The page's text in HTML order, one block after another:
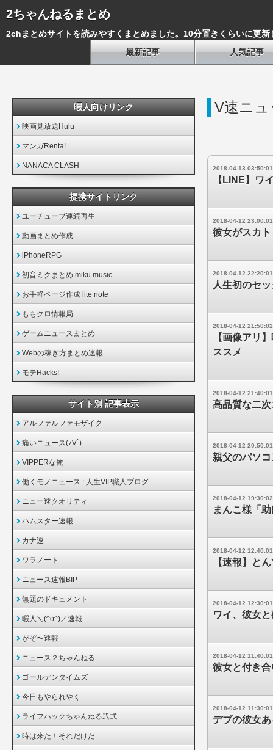
2ちゃんねるまとめ
2chまとめサイトを読みやすくまとめました。10分置きくらいに更新
最新記事
人気記事
V速ニュ
2018-04-13 03:50:01
【LINE】ワ
2018-04-12 23:00:01
彼女がスカ
2018-04-12 22:20:01
人生初のセ
2018-04-12 21:50:02
【画像アリ
ススメ
2018-04-12 21:40:01
高品質な二
2018-04-12 20:50:01
親父のパソ
2018-04-12 19:30:02
まんこ様「
2018-04-12 12:40:01
【速報】と
2018-04-12 12:30:01
ワイ、彼女
2018-04-12 11:40:01
彼女と付き
2018-04-12 11:30:01
デブの彼女
暇人向けリンク
映画見放題Hulu
マンガRenta!
NANACA CLASH
提携サイトリンク
ユーチューブ連続再生
動画まとめ作成
iPhoneRPG
初音ミクまとめ miku music
お手軽ページ作成 lite note
ももクロ情報局
ゲームニュースまとめ
Webの稼ぎ方まとめ速報
モテHacks!
サイト別 記事表示
アルファルファモザイク
痛いニュース(ﾉ∀`)
VIPPERな俺
働くモノニュース : 人生VIP職人ブログ
ニュー速クオリティ
ハムスター速報
カナ速
ワラノート
ニュース速報BIP
無題のドキュメント
暇人＼(^o^)／速報
がぞ〜速報
ニュース２ちゃんねる
ゴールデンタイムズ
今日もやられやく
ライフハックちゃんねる弐式
時は来た！それだけだ